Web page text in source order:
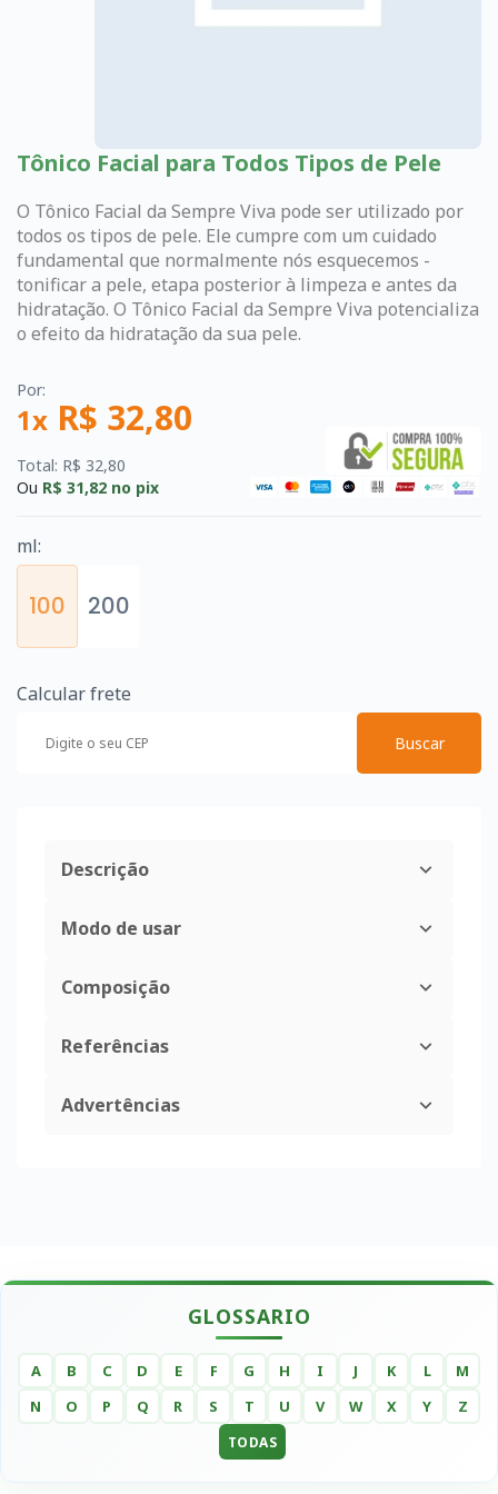
Tônico Facial para Todos Tipos de Pele
O Tônico Facial da Sempre Viva pode ser utilizado por
todos os tipos de pele. Ele cumpre com um cuidado
fundamental que normalmente nós esquecemos -
tonificar a pele, etapa posterior à limpeza e antes da
hidratação. O Tônico Facial da Sempre Viva potencializa
o efeito da hidratação da sua pele.
Por:
1x R$ 32,80
Total: R$ 32,80
Ou R$ 31,82 no pix
ml:
100 200
Calcular frete
Buscar
Descrição
Modo de usar
Composição
Referências
Advertências
GLOSSARIO
A B C D E F G H I J K L
M
N
O P Q R S T U V W X Y Z
TODAS